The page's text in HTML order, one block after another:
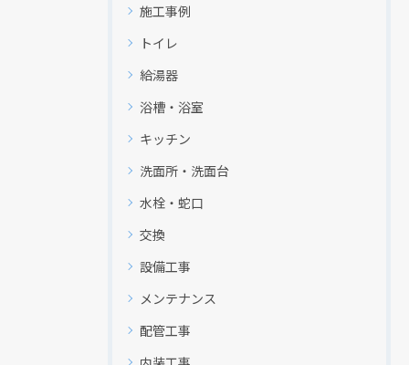
施工事例
トイレ
給湯器
浴槽・浴室
キッチン
洗面所・洗面台
水栓・蛇口
交換
設備工事
メンテナンス
配管工事